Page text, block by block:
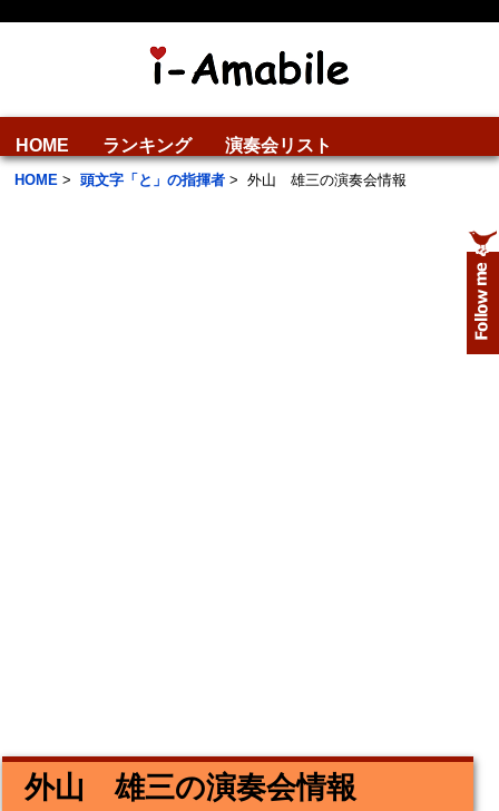
HOME ランキング 演奏会リスト
HOME > 頭文字「と」の指揮者 > 外山 雄三の演奏会情報
外山 雄三の演奏会情報